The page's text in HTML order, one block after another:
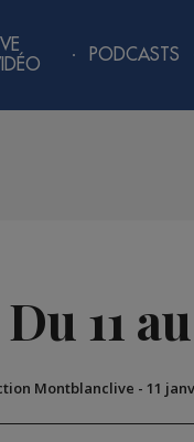
PODCASTS
11
Montblanclive - 11